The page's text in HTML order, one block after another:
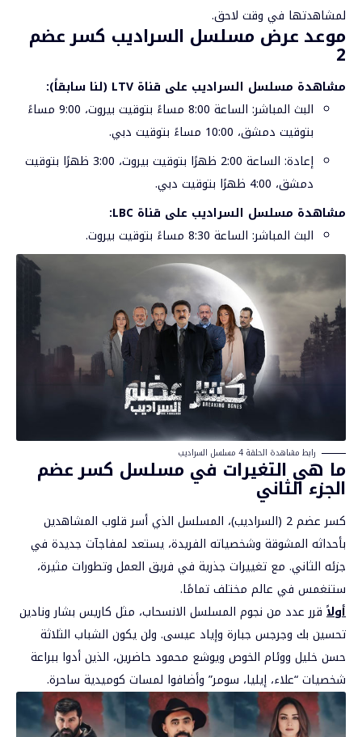
لمشاهدتها في وقت لاحق.
موعد عرض مسلسل السراديب كسر عضم
2
مشاهدة مسلسل السراديب على قناة LTV (لنا سابقاً):
البث المباشر: الساعة 8:00 مساءً بتوقيت بيروت، 9:00 مساءً
بتوقيت دمشق، 10:00 مساءً بتوقيت دبي.
إعادة: الساعة 2:00 ظهرًا بتوقيت بيروت، 3:00 ظهرًا بتوقيت
دمشق، 4:00 ظهرًا بتوقيت دبي.
مشاهدة مسلسل السراديب على قناة LBC
:
البث المباشر: الساعة 8:30 مساءً بتوقيت بيروت.
رابط مشاهدة الحلقة 4 مسلسل السراديب
ما هي التغيرات في مسلسل كسر عضم
الجزء الثاني
كسر عضم 2 (السراديب)، المسلسل الذي أسر قلوب المشاهدين
بأحداثه المشوقة وشخصياته الفريدة، يستعد لمفاجآت جديدة في
جزئه الثاني. مع تغييرات جذرية في فريق العمل وتطورات مثيرة،
ستنغمس في عالم مختلف تمامًا.
أولاً قرر عدد من نجوم المسلسل الانسحاب، مثل كاريس بشار ونادين
تحسين بك وجرجس جبارة وإياد عيسى. ولن يكون الشباب الثلاثة
حسن خليل ووئام الخوص ويوشع محمود حاضرين، الذين أدوا ببراعة
شخصيات “علاء، إيليا، سومر” وأضافوا لمسات كوميدية ساحرة.